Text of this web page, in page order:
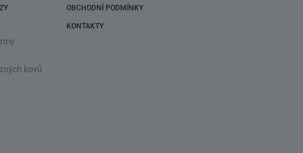
kovů
OBCHODNÍ PODMÍNKY
KONTAKTY